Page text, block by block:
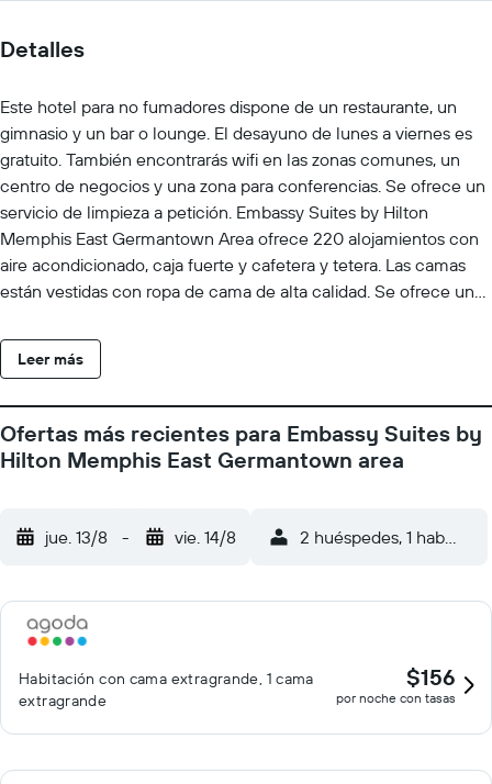
Detalles
Este hotel para no fumadores dispone de un restaurante, un
gimnasio y un bar o lounge. El desayuno de lunes a viernes es
gratuito. También encontrarás wifi en las zonas comunes, un
centro de negocios y una zona para conferencias. Se ofrece un
servicio de limpieza a petición. Embassy Suites by Hilton
Memphis East Germantown Area ofrece 220 alojamientos con
aire acondicionado, caja fuerte y cafetera y tetera. Las camas
están vestidas con ropa de cama de alta calidad. Se ofrece una
suscripción. Se ofrece frigorífico y microondas. Los baños están
equipados con ducha y bañera combinadas, artículos de higiene
ofrece acceso a Internet por cable y wifi (velocidad del wifi:
25 Mbps o más) con un recargo. Los servicios para las personas
de negocios incluyen escritorio y teléfono. Las habitaciones
opacas. Se ofrece servicio de limpieza a petición y es posible
Leer más
Ofertas más recientes para Embassy Suites by
Hilton Memphis East Germantown area
jue. 13/8 - vie. 14/8 2 huéspedes, 1
Habitación con cama extragrande, 1 cama
extragrande
$156
por noche con tasas